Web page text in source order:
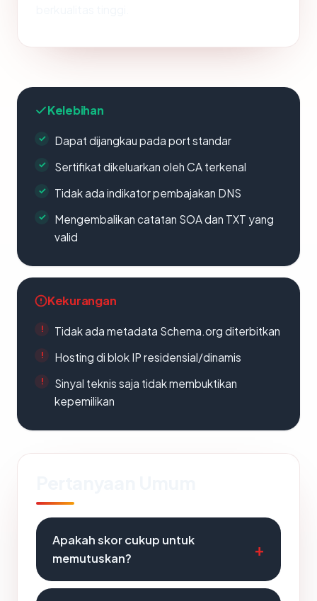
Kelebihan
Dapat dijangkau pada port standar
Sertifikat dikeluarkan oleh CA terkenal
Tidak ada indikator pembajakan DNS
Mengembalikan catatan SOA dan TXT yang
valid
Kekurangan
Tidak ada metadata Schema.org diterbitkan
Hosting di blok IP residensial/dinamis
Sinyal teknis saja tidak membuktikan
kepemilikan
Apakah skor cukup untuk
memutuskan?